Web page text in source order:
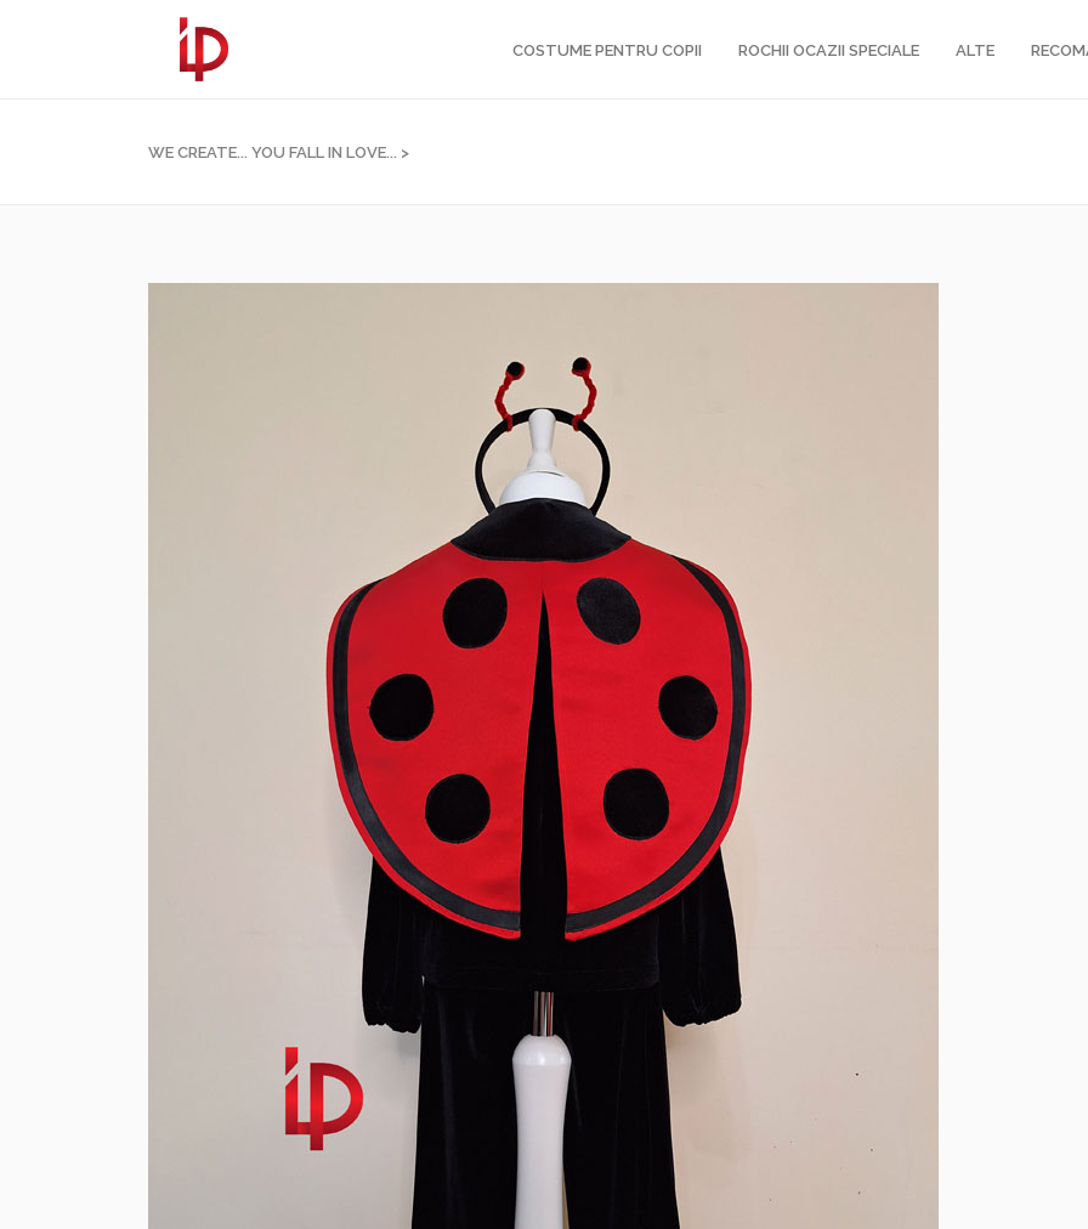
COSTUME PENTRU COPII ROCHII OCAZII SPECIALE ALTE
WE CREATE... YOU FALL IN LOVE... >